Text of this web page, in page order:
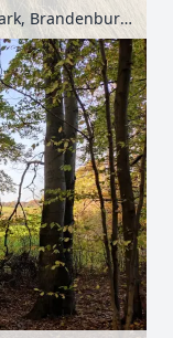
Feldweg am Grumsiner Forst, Uckermark, Brandenburg, Deutschland